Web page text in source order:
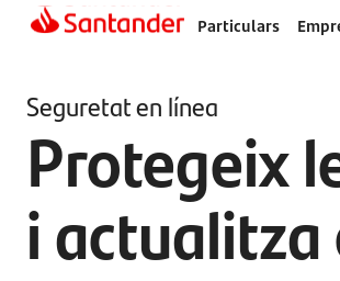
Particulars
Seguretat en línea
Protegeix
i